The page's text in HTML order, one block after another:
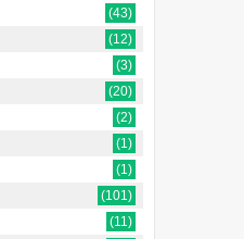
(43)
(12)
(3)
(20)
(2)
(1)
(1)
(101)
(11)